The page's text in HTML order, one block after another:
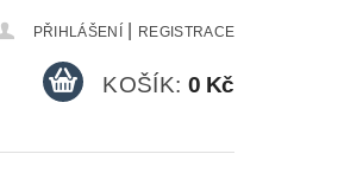
PŘIHLÁŠENÍ REGISTRACE
KOŠÍK: 0 Kč